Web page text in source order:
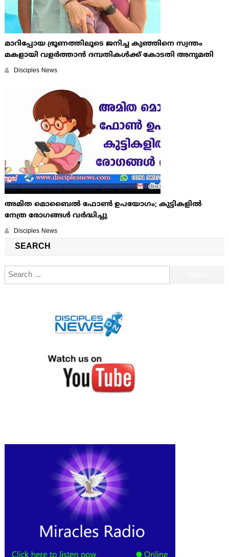
മാറിപ്പോയ ഭ്രൂണത്തിലൂടെ ജനിച്ച കുഞ്ഞിനെ സ്വന്തം
മകളായി വളർത്താൻ ദമ്പതികൾക്ക് കോടതി അനുമതി
Disciples News
അമിത മൊബൈല്‍ ഫോണ്‍ ഉപയോഗം; കുട്ടികളില്‍
നേത്ര രോഗങ്ങള്‍ വര്‍ദ്ധിച്ചു
Disciples News
SEARCH